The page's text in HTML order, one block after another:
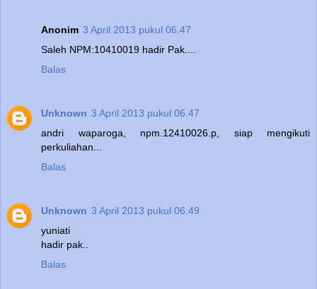
Anonim 3 April 2013 pukul 06.47
Saleh NPM:10410019 hadir Pak....
Balas
Unknown 3 April 2013 pukul 06.47
andri waparoga, npm.12410026.p, siap mengikuti
perkuliahan...
Balas
Unknown 3 April 2013 pukul 06.49
yuniati
hadir pak..
Balas